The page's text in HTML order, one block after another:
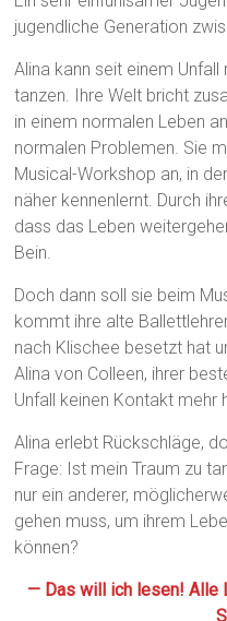
jugendliche Generation
Alina kann seit einem
tanzen. Ihre Welt bricht
in einem normalen Leben
normalen Problemen. Sie
Musical-Workshop an, in
näher kennenlernt. Durch
dass das Leben
Bein.
Doch dann soll sie beim
kommt ihre alte
nach Klischee besetzt hat
Alina von Colleen, ihrer
Unfall keinen Kontakt mehr
Alina erlebt Rückschläge,
Frage: Ist mein Traum zu
nur ein anderer,
gehen muss, um ihrem
können?
— Das will ich lesen! Alle